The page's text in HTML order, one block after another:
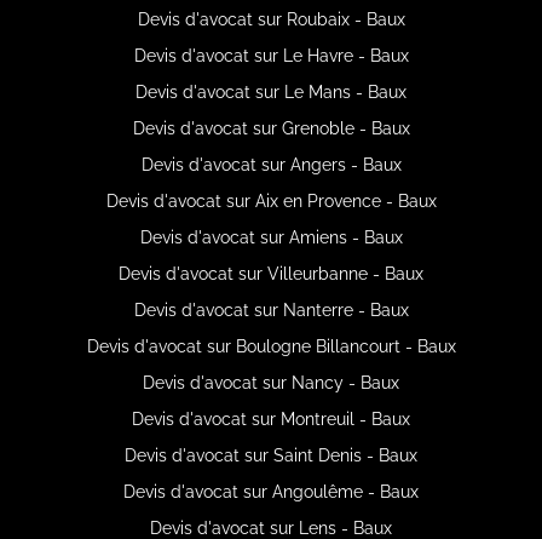
Devis d'avocat sur Roubaix - Baux
Devis d'avocat sur Le Havre - Baux
Devis d'avocat sur Le Mans - Baux
Devis d'avocat sur Grenoble - Baux
Devis d'avocat sur Angers - Baux
Devis d'avocat sur Aix en Provence - Baux
Devis d'avocat sur Amiens - Baux
Devis d'avocat sur Villeurbanne - Baux
Devis d'avocat sur Nanterre - Baux
Devis d'avocat sur Boulogne Billancourt - Baux
Devis d'avocat sur Nancy - Baux
Devis d'avocat sur Montreuil - Baux
Devis d'avocat sur Saint Denis - Baux
Devis d'avocat sur Angoulême - Baux
Devis d'avocat sur Lens - Baux